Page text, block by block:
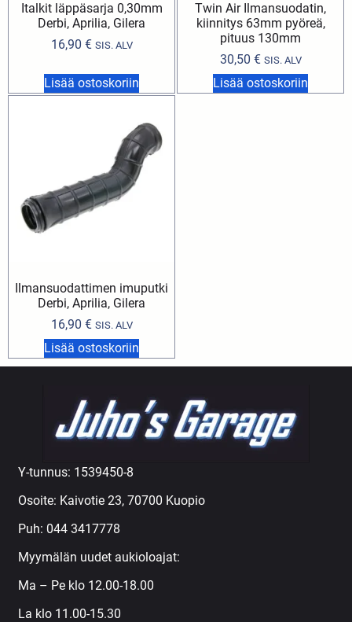
Italkit läppäsarja 0,30mm
Derbi, Aprilia, Gilera
16,90 € SIS. ALV
Lisää ostoskoriin
Twin Air Ilmansuodatin,
kiinnitys 63mm pyöreä,
pituus 130mm
30,50 € SIS. ALV
Lisää ostoskoriin
Ilmansuodattimen imuputki
Derbi, Aprilia, Gilera
16,90 € SIS. ALV
Lisää ostoskoriin
Y-tunnus: 1539450-8
Osoite: Kaivotie 23, 70700 Kuopio
Puh: 044 3417778
Myymälän uudet aukioloajat:
Ma – Pe klo 12.00-18.00
La klo 11.00-15.30